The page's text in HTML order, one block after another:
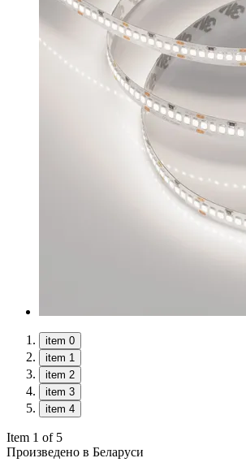
item 0
item 1
item 2
item 3
item 4
Item 1 of 5
Произведено в Беларуси